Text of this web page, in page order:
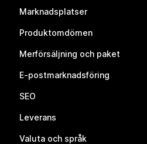
Marknadsplatser
Produktomdömen
Merförsäljning och paket
E-postmarknadsföring
SEO
Leverans
Valuta och språk